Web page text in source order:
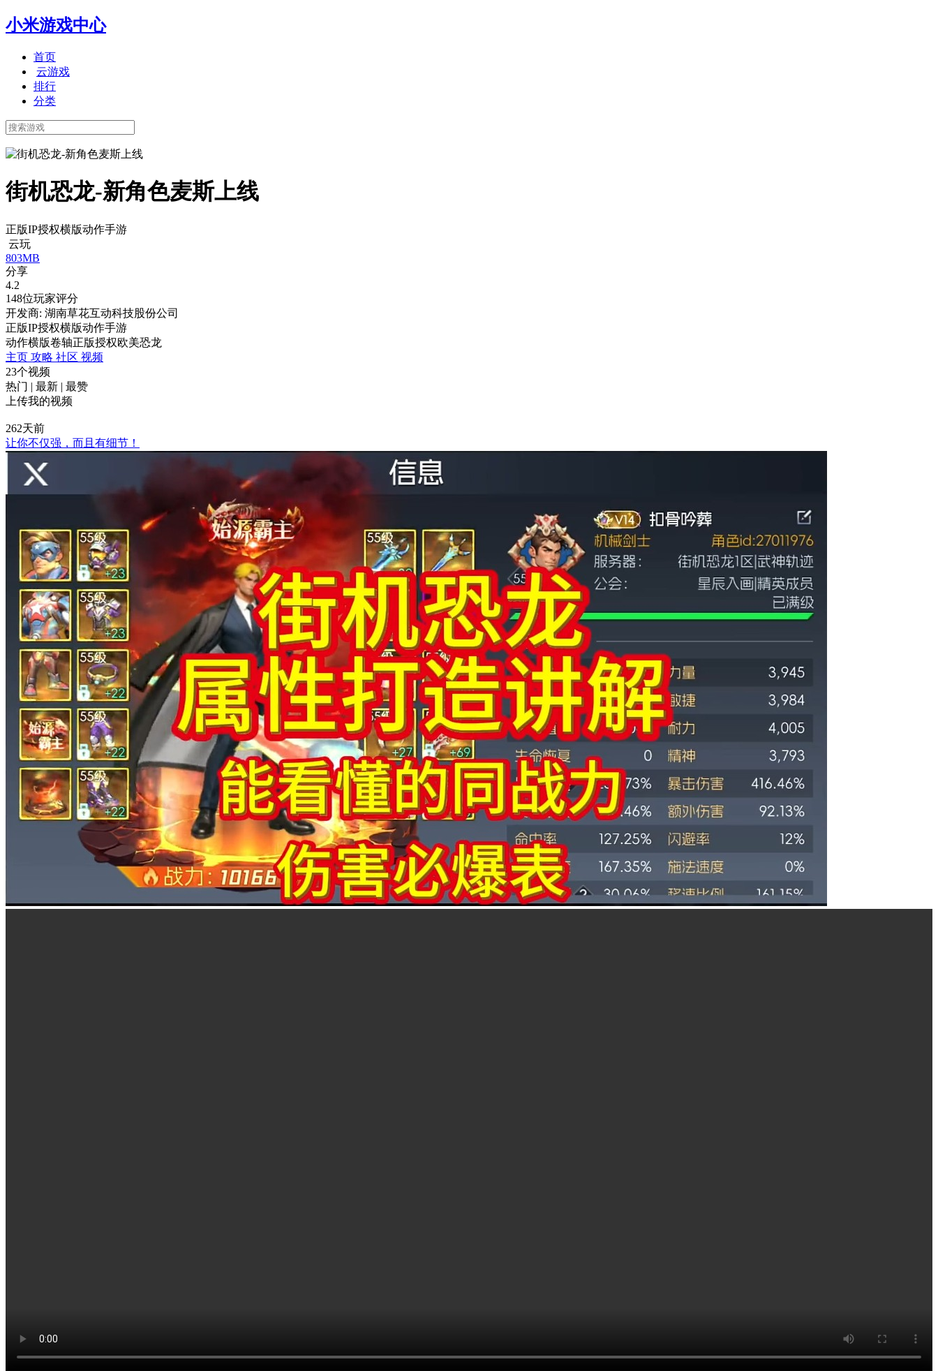
小米游戏中心
首页
云游戏
排行
分类
街机恐龙-新角色麦斯上线
正版IP授权横版动作手游
云玩
803MB
分享
4.2
148位玩家评分
开发商: 湖南草花互动科技股份公司
正版IP授权横版动作手游
动作横版卷轴正版授权欧美恐龙
主页 攻略 社区 视频
23个视频
热门 | 最新 | 最赞
上传我的视频
262天前
让你不仅强，而且有细节！